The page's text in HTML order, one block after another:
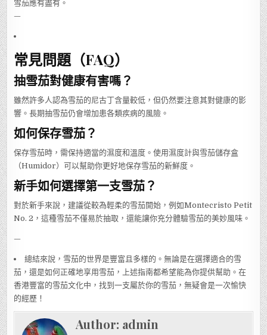
雪茄應有盡有。
—
常見問題（FAQ）
抽雪茄對健康有害嗎？
雖然許多人認為雪茄的尼古丁含量較低，但仍然要注意其對健康的影
響。長期抽雪茄仍會增加患各類疾病的風險。
如何保存雪茄？
保存雪茄時，需保持適當的濕度和溫度。使用濕度計與雪茄儲存盒
（Humidor）可以幫助你更好地保存雪茄的新鮮度。
新手如何選擇第一支雪茄？
對於新手來說，建議從較為輕柔的雪茄開始，例如Montecristo Petit
No. 2，這種雪茄不僅易於抽取，還能讓你充分體驗雪茄的美妙風味。
—
總結來說，雪茄的世界是豐富且多樣的。無論是在選擇適合的雪
茄，還是如何正確地享用雪茄，上述指南都希望能為你提供幫助。在
香港豐富的雪茄文化中，找到一支屬於你的雪茄，無疑會是一次愉快
的經歷！
Author: admin